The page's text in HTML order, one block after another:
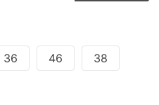
36 46 38